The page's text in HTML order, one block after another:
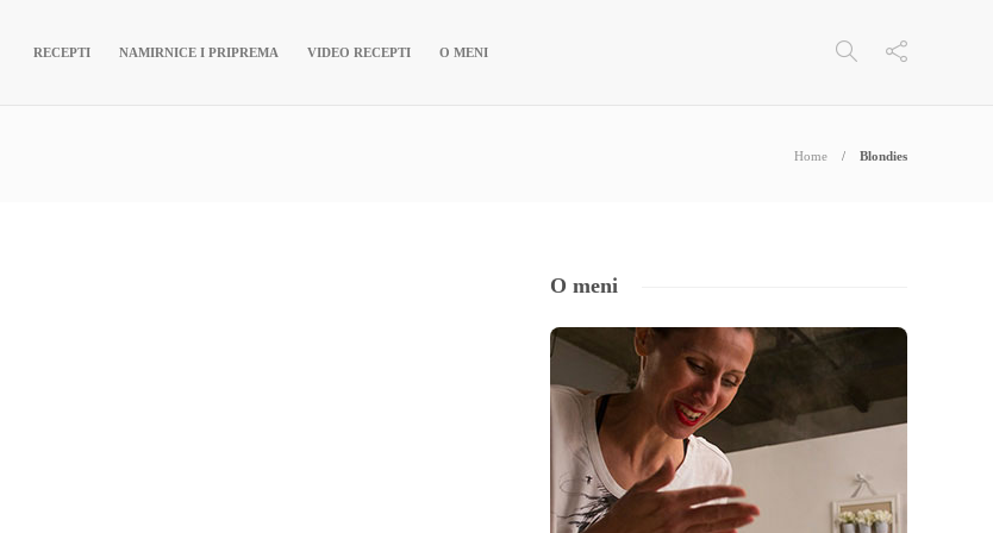
RECEPTI NAMIRNICE I PRIPREMA VIDEO RECEPTI O MENI
Home Blondies
O meni